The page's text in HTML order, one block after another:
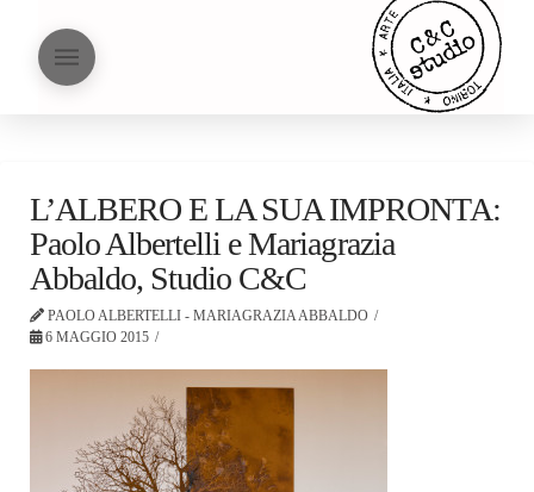
L’ALBERO E LA SUA IMPRONTA:
Paolo Albertelli e Mariagrazia
Abbaldo, Studio C&C
PAOLO ALBERTELLI - MARIAGRAZIA ABBALDO
6 MAGGIO 2015